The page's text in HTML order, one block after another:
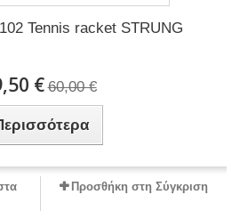
Tennis racket STRUNG
€ 60,00 €
Προσθήκη στη Σύγκριση